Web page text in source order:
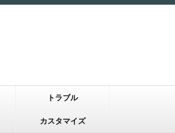
トラブル
カスタマイズ